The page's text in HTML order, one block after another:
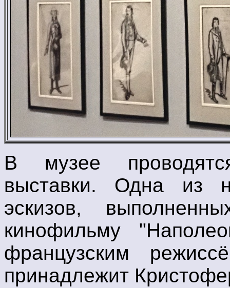
В музее
выставки. Одна из
эскизов,
кинофильму
французским
принадлежит